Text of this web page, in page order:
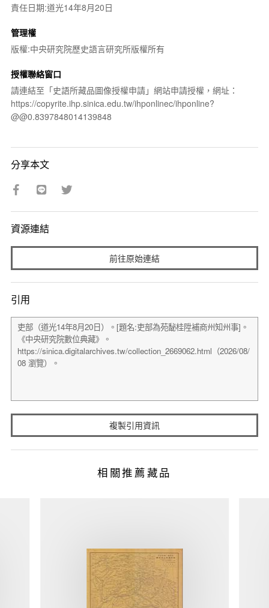
責任日期:道光14年8月20日
管理權
版權:中央研究院歷史語言研究所版權所有
授權聯絡窗口
請連結至「史語所藏品圖像授權申請」網站申請授權，網址：
https://copyrite.ihp.sinica.edu.tw/ihponlinec/ihponline?
@@0.8397848014139848
分享本文
資源連結
前往原始連結
引用
複製引用資訊
相關推薦藏品